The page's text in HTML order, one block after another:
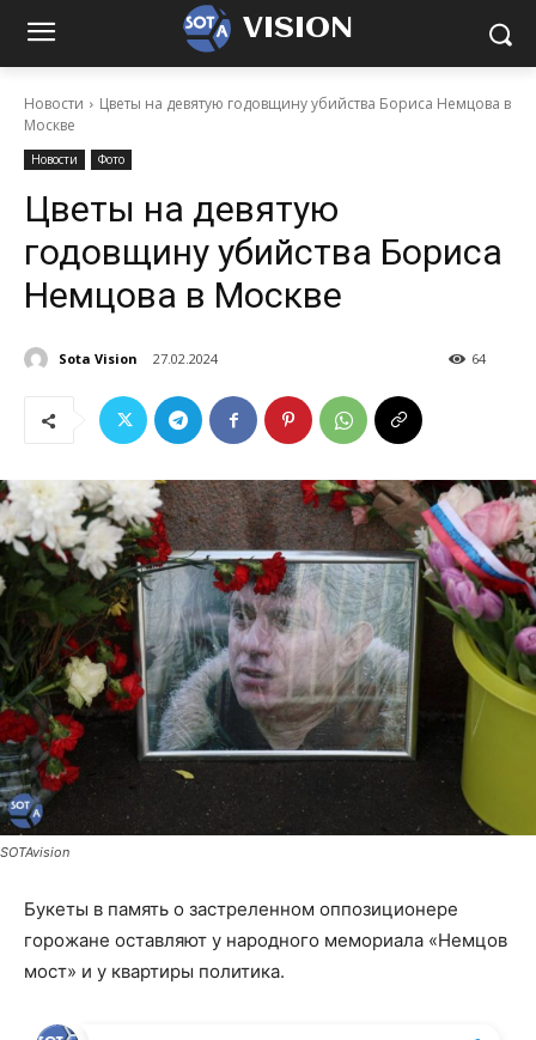
VISION
Новости
Цветы на девятую годовщину убийства Бориса Немцова в
Москве
Новости Фото
Цветы на девятую
годовщину убийства Бориса
Немцова в Москве
Sota Vision 27.02.2024 64
SOTAvision
Букеты в память о застреленном оппозиционере
горожане оставляют у народного мемориала «Немцов
мост» и у квартиры политика.